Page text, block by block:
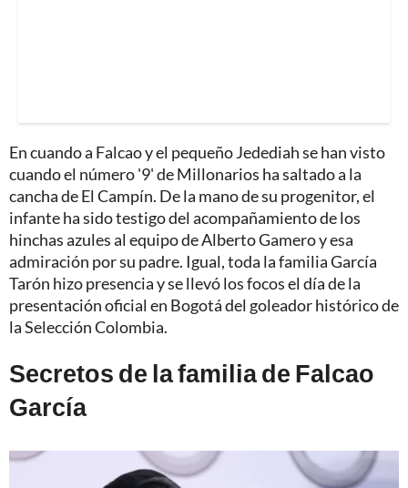
En cuando a Falcao y el pequeño Jedediah se han visto
cuando el número '9' de Millonarios ha saltado a la
cancha de El Campín. De la mano de su progenitor, el
infante ha sido testigo del acompañamiento de los
hinchas azules al equipo de Alberto Gamero y esa
admiración por su padre. Igual, toda la familia García
Tarón hizo presencia y se llevó los focos el día de la
presentación oficial en Bogotá del goleador histórico de
la Selección Colombia.
Secretos de la familia de Falcao
García